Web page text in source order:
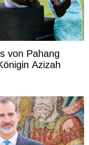
von Pahang
Azizah